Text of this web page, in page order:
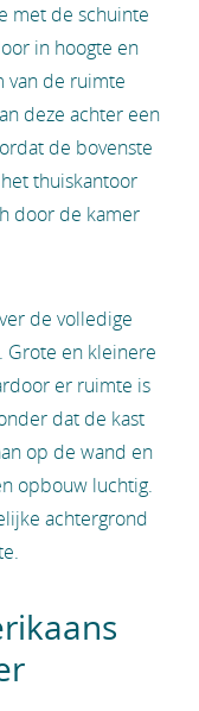
met de schuinte
in hoogte en
van de ruimte
deze achter een
de bovenste
thuiskantoor
door de kamer
de volledige
Grote en kleinere
er ruimte is
dat de kast
op de wand en
opbouw luchtig.
achtergrond